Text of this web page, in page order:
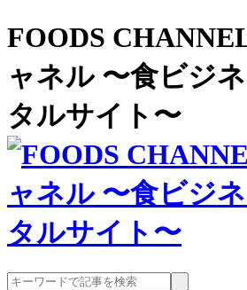
FOODS
ャネル 〜食ビジ
タルサイト〜